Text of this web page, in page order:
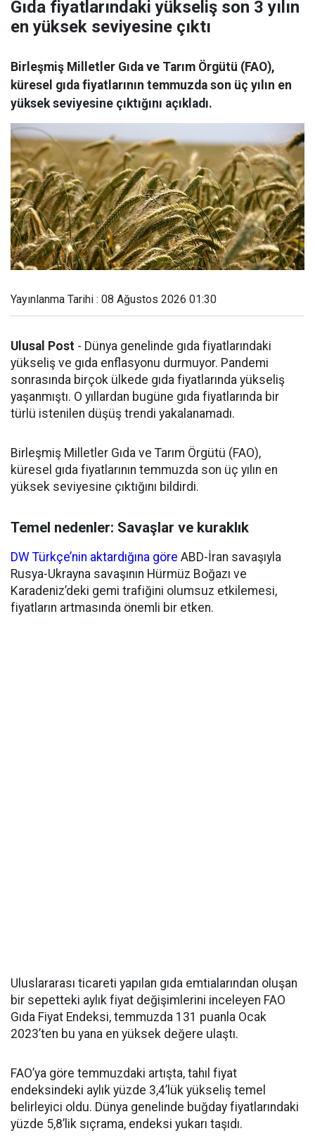
Gıda fiyatlarındaki yükseliş son 3 yılın
en yüksek seviyesine çıktı
Birleşmiş Milletler Gıda ve Tarım Örgütü (FAO),
küresel gıda fiyatlarının temmuzda son üç yılın en
yüksek seviyesine çıktığını açıkladı.
Yayınlanma Tarihi : 08 Ağustos 2026 01:30
Ulusal Post - Dünya genelinde gıda fiyatlarındaki
yükseliş ve gıda enflasyonu durmuyor. Pandemi
sonrasında birçok ülkede gıda fiyatlarında yükseliş
yaşanmıştı. O yıllardan bugüne gıda fiyatlarında bir
türlü istenilen düşüş trendi yakalanamadı.
Birleşmiş Milletler Gıda ve Tarım Örgütü (FAO),
küresel gıda fiyatlarının temmuzda son üç yılın en
yüksek seviyesine çıktığını bildirdi.
Temel nedenler: Savaşlar ve kuraklık
DW Türkçe’nin aktardığına göre ABD-İran savaşıyla
Rusya-Ukrayna savaşının Hürmüz Boğazı ve
Karadeniz’deki gemi trafiğini olumsuz etkilemesi,
fiyatların artmasında önemli bir etken.
Uluslararası ticareti yapılan gıda emtialarından oluşan
bir sepetteki aylık fiyat değişimlerini inceleyen FAO
Gıda Fiyat Endeksi, temmuzda 131 puanla Ocak
2023’ten bu yana en yüksek değere ulaştı.
FAO’ya göre temmuzdaki artışta, tahıl fiyat
endeksindeki aylık yüzde 3,4’lük yükseliş temel
belirleyici oldu. Dünya genelinde buğday fiyatlarındaki
yüzde 5,8’lik sıçrama, endeksi yukarı taşıdı.